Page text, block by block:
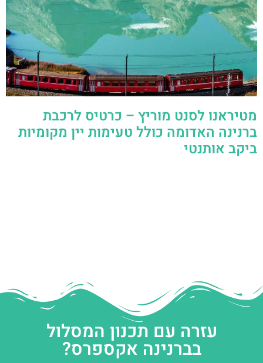
מטיראנו לסנט מוריץ – כרטיס לרכבת
ברנינה האדומה כולל טעימות יין מקומיות
ביקב אותנטי
עזרה עם תכנון המסלול
בברנינה אקספרס?